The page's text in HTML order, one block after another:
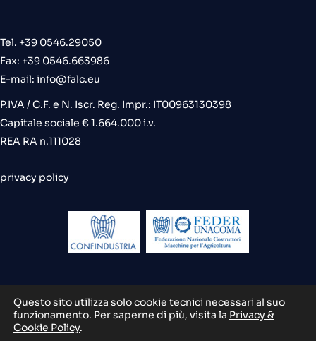
Tel. +39 0546.29050
Fax: +39 0546.663986
E-mail: info@falc.eu
P.IVA / C.F. e N. Iscr. Reg. Impr.: IT00963130398
Capitale sociale € 1.664.000 i.v.
REA RA n.111028
privacy policy
credits
Questo sito utilizza solo cookie tecnici necessari al suo
funzionamento. Per saperne di più, visita la Privacy &
Cookie Policy.